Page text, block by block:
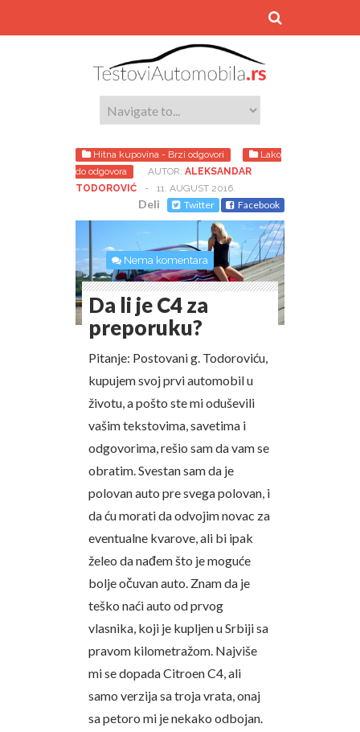
Hitna kupovina - Brzi odgovori
Lako
do odgovora
AUTOR: ALEKSANDAR
TODOROVIĆ
- 11. AUGUST 2016.
Deli Twitter Facebook
Nema komentara
Da li je C4 za
preporuku?
Pitanje: Postovani g. Todoroviću,
kupujem svoj prvi automobil u
životu, a pošto ste mi oduševili
vašim tekstovima, savetima i
odgovorima, rešio sam da vam se
obratim. Svestan sam da je
polovan auto pre svega polovan, i
da ću morati da odvojim novac za
eventualne kvarove, ali bi ipak
želeo da nađem što je moguće
bolje očuvan auto. Znam da je
teško naći auto od prvog
vlasnika, koji je kupljen u Srbiji sa
pravom kilometražom. Najviše
mi se dopada Citroen C4, ali
samo verzija sa troja vrata, onaj
sa petoro mi je nekako odbojan.